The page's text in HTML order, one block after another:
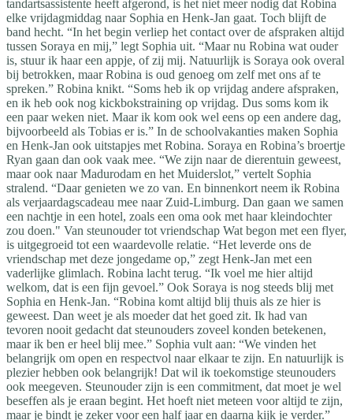
tandartsassistente heeft afgerond, is het niet meer nodig dat Robina
elke vrijdagmiddag naar Sophia en Henk-Jan gaat. Toch blijft de
band hecht. “In het begin verliep het contact over de afspraken altijd
tussen Soraya en mij,” legt Sophia uit. “Maar nu Robina wat ouder
is, stuur ik haar een appje, of zij mij. Natuurlijk is Soraya ook overal
bij betrokken, maar Robina is oud genoeg om zelf met ons af te
spreken.” Robina knikt. “Soms heb ik op vrijdag andere afspraken,
en ik heb ook nog kickbokstraining op vrijdag. Dus soms kom ik
een paar weken niet. Maar ik kom ook wel eens op een andere dag,
bijvoorbeeld als Tobias er is.” In de schoolvakanties maken Sophia
en Henk-Jan ook uitstapjes met Robina. Soraya en Robina’s broertje
Ryan gaan dan ook vaak mee. “We zijn naar de dierentuin geweest,
maar ook naar Madurodam en het Muiderslot,” vertelt Sophia
stralend. “Daar genieten we zo van. En binnenkort neem ik Robina
als verjaardagscadeau mee naar Zuid-Limburg. Dan gaan we samen
een nachtje in een hotel, zoals een oma ook met haar kleindochter
zou doen." Van steunouder tot vriendschap Wat begon met een flyer,
is uitgegroeid tot een waardevolle relatie. “Het leverde ons de
vriendschap met deze jongedame op,” zegt Henk-Jan met een
vaderlijke glimlach. Robina lacht terug. “Ik voel me hier altijd
welkom, dat is een fijn gevoel.” Ook Soraya is nog steeds blij met
Sophia en Henk-Jan. “Robina komt altijd blij thuis als ze hier is
geweest. Dan weet je als moeder dat het goed zit. Ik had van
tevoren nooit gedacht dat steunouders zoveel konden betekenen,
maar ik ben er heel blij mee.” Sophia vult aan: “We vinden het
belangrijk om open en respectvol naar elkaar te zijn. En natuurlijk is
plezier hebben ook belangrijk! Dat wil ik toekomstige steunouders
ook meegeven. Steunouder zijn is een commitment, dat moet je wel
beseffen als je eraan begint. Het hoeft niet meteen voor altijd te zijn,
maar je bindt je zeker voor een half jaar en daarna kijk je verder.”